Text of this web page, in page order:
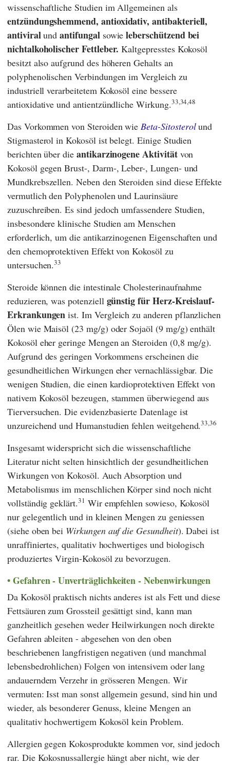
wissenschaftliche Studien im Allgemeinen als
entzündungshemmend, antioxidativ, antibakteriell,
antiviralundantifungal sowie leberschützend bei
nichtalkoholischer Fettleber. Kaltgepresstes Kokosöl
besitzt also aufgrund des höheren Gehalts an
polyphenolischen Verbindungen im Vergleich zu
industriell verarbeitetem Kokosöl eine bessere
antioxidative und antientzündliche Wirkung.33,34,48
Das Vorkommen von Steroiden wie Beta-Sitosterolund
Stigmasterol in Kokosöl ist belegt. Einige Studien
berichten über die antikarzinogene Aktivität von
Kokosöl gegen Brust-, Darm-, Leber-, Lungen- und
Mundkrebszellen. Neben den Steroiden sind diese Effekte
vermutlich den Polyphenolen und Laurinsäure
zuzuschreiben. Es sind jedoch umfassendere Studien,
insbesondere klinische Studien am Menschen
erforderlich, um die antikarzinogenen Eigenschaften und
den chemoprotektiven Effekt von Kokosöl zu
untersuchen.33
Steroide können die intestinale Cholesterinaufnahme
reduzieren, was potenziell günstig für Herz-Kreislauf-
Erkrankungen ist. Im Vergleich zu anderen pflanzlichen
Ölen wie Maisöl (23 mg/g) oder Sojaöl (9 mg/g) enthält
Kokosöl eher geringe Mengen an Steroiden (0,8 mg/g).
Aufgrund des geringen Vorkommens erscheinen die
gesundheitlichen Wirkungen eher vernachlässigbar. Die
wenigen Studien, die einen kardioprotektiven Effekt von
nativem Kokosöl bezeugen, stammen überwiegend aus
Tierversuchen. Die evidenzbasierte Datenlage ist
unzureichend und Humanstudien fehlen weitgehend.33,36
Insgesamt widerspricht sich die wissenschaftliche
Literatur nicht selten hinsichtlich der gesundheitlichen
Wirkungen von Kokosöl. Auch Absorption und
Metabolismus im menschlichen Körper sind noch nicht
vollständig geklärt.31 Wir empfehlen sowieso, Kokosöl
nur gelegentlich und in kleinen Mengen zu geniessen
(siehe oben bei Wirkungen auf die Gesundheit). Dabei ist
unraffiniertes, qualitativ hochwertiges und biologisch
produziertes Virgin-Kokosöl zu bevorzugen.
Gefahren - Unverträglichkeiten - Nebenwirkungen
Da Kokosöl praktisch nichts anderes ist als Fett und diese
Fettsäuren zum Grossteil gesättigt sind, kann man
ganzheitlich gesehen weder Heilwirkungen noch direkte
Gefahren ableiten - abgesehen von den oben
beschriebenen langfristigen negativen (und manchmal
lebensbedrohlichen) Folgen von intensivem oder lang
andauerndem Verzehr in grösseren Mengen. Wir
vermuten: Isst man sonst allgemein gesund, sind hin und
wieder, als besonderer Genuss, kleine Mengen an
qualitativ hochwertigem Kokosöl kein Problem.
Allergien gegen Kokosprodukte kommen vor, sind jedoch
rar. Die Kokosnussallergie hängt aber nicht, wie der